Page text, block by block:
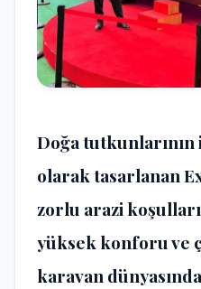
Doğa
olarak tasarlanan
zorlu arazi
yüksek konforu ve
karavan